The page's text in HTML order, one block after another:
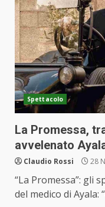
Spettacolo
La Promessa,
avvelenato
Claudio Rossi 28
“La Promessa”: gli
del medico di Ayala: